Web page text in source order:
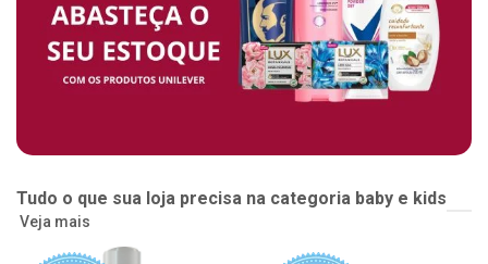
Tudo o que sua loja precisa na categoria baby e kids
Veja mais